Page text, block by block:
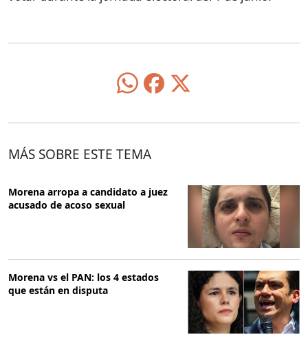
MÁS SOBRE ESTE TEMA
Morena arropa a candidato a juez
acusado de acoso sexual
Morena vs el PAN: los 4 estados
que están en disputa